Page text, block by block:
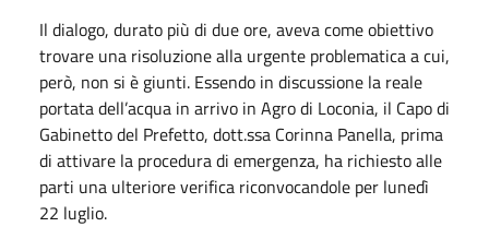
Il dialogo, durato più di due ore, aveva come obiettivo
trovare una risoluzione alla urgente problematica a cui,
però, non si è giunti. Essendo in discussione la reale
portata dell’acqua in arrivo in Agro di Loconia, il Capo di
Gabinetto del Prefetto, dott.ssa Corinna Panella, prima
di attivare la procedura di emergenza, ha richiesto alle
parti una ulteriore verifica riconvocandole per lunedì
22 luglio.